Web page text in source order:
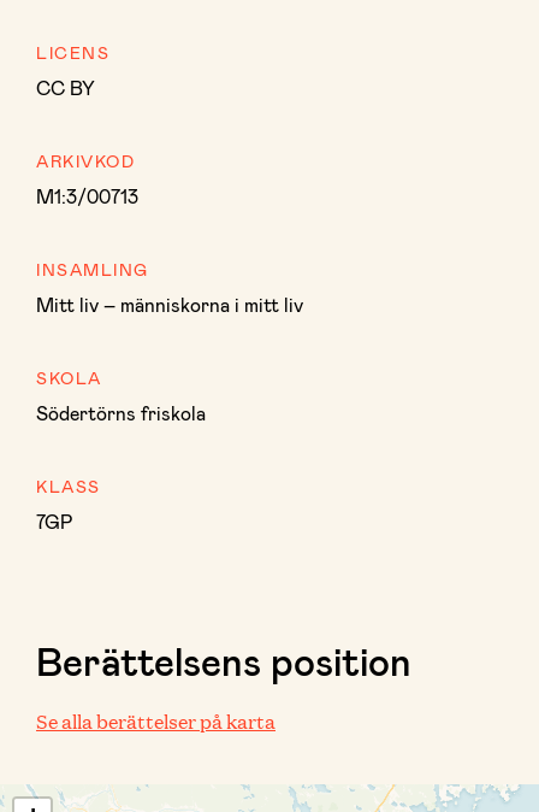
LICENS
CC BY
ARKIVKOD
M1:3/00713
INSAMLING
Mitt liv – människorna i mitt liv
SKOLA
Södertörns friskola
KLASS
7GP
Berättelsens position
Se alla berättelser på karta